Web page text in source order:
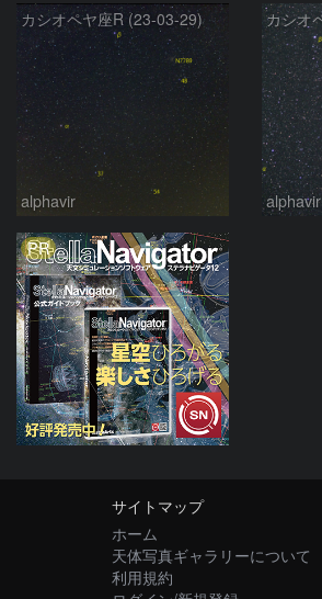
カシオペヤ座R (23-03-29)
alphavir alphavir
PR
サイトマップ
ホーム
天体写真ギャラリーについて
利用規約